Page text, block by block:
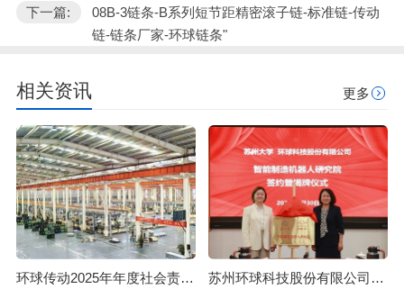
下一篇:
08B-3链条-B系列短节距精密滚子链-标准链-传动
链-链条厂家-环球链条"
相关资讯 更多
环球传动2025年年度社会责任报告 苏州环球科技股份有限公司与苏州大学共建智能制造机器人研究院